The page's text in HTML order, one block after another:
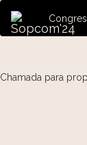
Chamada para